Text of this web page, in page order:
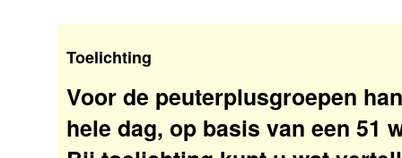
Toelichting
Voor de peuterplusgroepen
hele dag, op basis van een 51